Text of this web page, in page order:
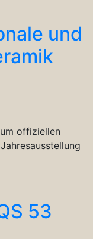
und
offiziellen
53